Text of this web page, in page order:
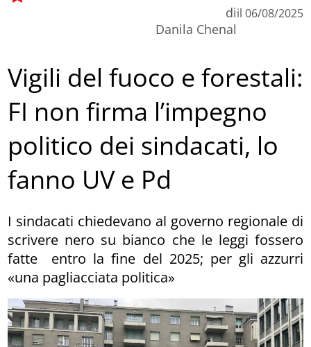
di
Danila Chenal
il 06/08/2025
Vigili del fuoco e forestali:
FI non firma l’impegno
politico dei sindacati, lo
fanno UV e Pd
I sindacati chiedevano al governo regionale di
scrivere nero su bianco che le leggi fossero
fatte entro la fine del 2025; per gli azzurri
«una pagliacciata politica»